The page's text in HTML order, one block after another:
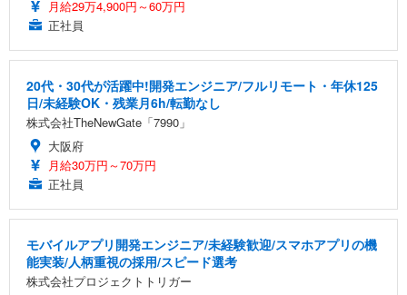
月給29万4,900円～60万円
正社員
20代・30代が活躍中!開発エンジニア/フルリモート・年休125
日/未経験OK・残業月6h/転勤なし
株式会社TheNewGate「7990」
大阪府
月給30万円～70万円
正社員
モバイルアプリ開発エンジニア/未経験歓迎/スマホアプリの機
能実装/人柄重視の採用/スピード選考
株式会社プロジェクトトリガー